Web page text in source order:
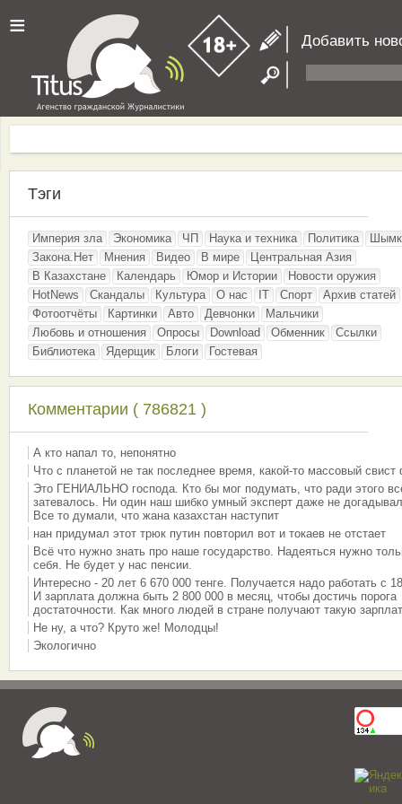
≡ Добавить
Тэги
Империя зла Экономика ЧП Наука и техника Политика
Закона.Нет
Мнения Видео В мире
Центральная Азия
В Казахстане
Календарь Юмор и Истории
Новости оружия
HotNews
Скандалы Культура О нас IT Спорт
Архив статей
Фотоотчёты
Картинки Авто Девчонки
Мальчики
Любовь и отношения
Опросы Download Обменник
Ссылки
Библиотека
Ядерщик Блоги Гостевая
Комментарии ( 786821 )
А кто напал то, непонятно
Что с планетой не так последнее время, какой-то массовый свист
Это ГЕНИАЛЬНО господа. Кто бы мог подумать, что ради этого
затевалось. Ни один наш шибко умный эксперт даже не
Все то думали, что жана казахстан наступит
нан придумал этот трюк путин повторил вот и токаев не отстает
Всё что нужно знать про наше государство. Надеяться нужно
себя. Не будет у нас пенсии.
Интересно - 20 лет 6 670 000 тенге. Получается надо работать с
И зарплата должна быть 2 800 000 в месяц, чтобы достичь порога
достаточности. Как много людей в стране получают такую
Не ну, а что? Круто же! Молодцы!
Экологично